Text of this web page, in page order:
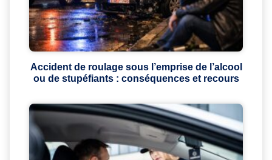
Accident de roulage sous l’emprise de l’alcool
ou de stupéfiants : conséquences et recours